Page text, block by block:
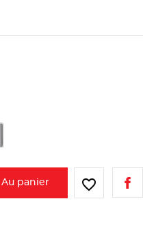
Au panier favorite_border